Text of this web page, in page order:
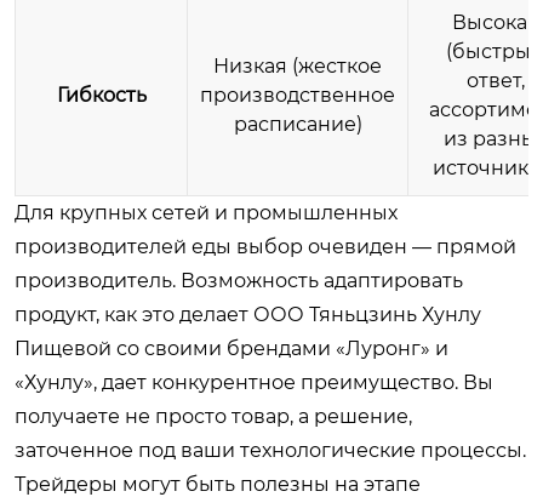
Гибкость
Низкая (жесткое
производственное
расписание)
Высокая
(быстрый
ответ,
из
Для крупных сетей и промышленных
производителей еды выбор очевиден — прямой
производитель. Возможность адаптировать
продукт, как это делает ООО Тяньцзинь Хунлу
Пищевой со своими брендами «Луронг» и
«Хунлу», дает конкурентное преимущество. Вы
получаете не просто товар, а решение,
заточенное под ваши технологические процессы.
Трейдеры могут быть полезны на этапе